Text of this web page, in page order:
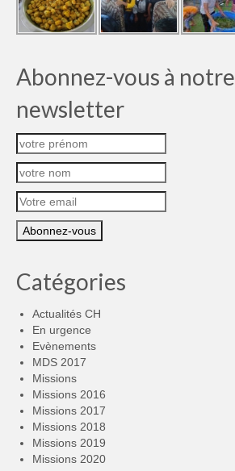
Abonnez-vous à notre
newsletter
Catégories
Actualités CH
En urgence
Evènements
MDS 2017
Missions
Missions 2016
Missions 2017
Missions 2018
Missions 2019
Missions 2020